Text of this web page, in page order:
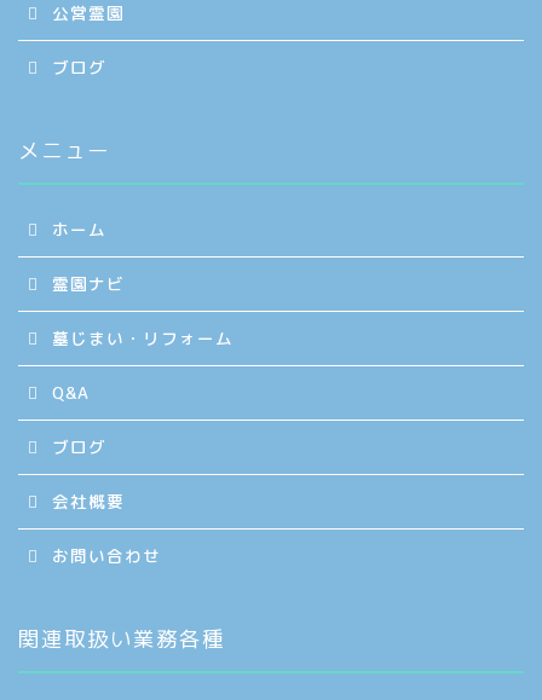
公営霊園
ブログ
メニュー
ホーム
霊園ナビ
墓じまい・リフォーム
Q&A
ブログ
会社概要
お問い合わせ
関連取扱い業務各種